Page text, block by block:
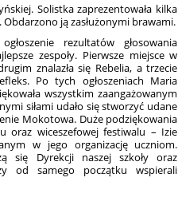
Solistka zaprezentowała kilka
ją zasłużonymi brawami.
rezultatów głosowania
zespoły. Pierwsze miejsce w
znalazła się Rebelia, a trzecie
Po tych ogłoszeniach Maria
wszystkim zaangażowanym
siłami udało się stworzyć udane
Mokotowa. Duże podziękowania
oraz wiceszefowej festiwalu – Izie
w jego organizację uczniom.
się Dyrekcji naszej szkoły oraz
od samego początku wspierali